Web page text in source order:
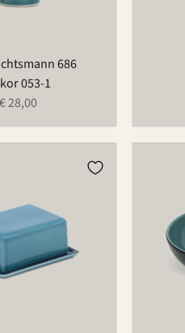
686
053-1
€ 28,00